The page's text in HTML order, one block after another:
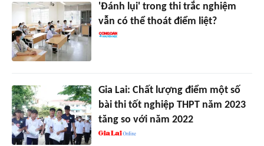
'Đánh lụi' trong thi trắc nghiệm
vẫn có thể thoát điểm liệt?
Gia Lai: Chất lượng điểm một số
bài thi tốt nghiệp THPT năm 2023
tăng so với năm 2022